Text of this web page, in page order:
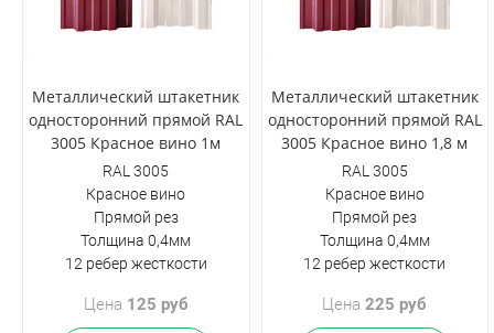
Металлический штакетник
односторонний прямой RAL
3005 Красное вино 1м
RAL 3005
Красное вино
Прямой рез
Толщина 0,4мм
12 ребер жесткости
Цена 125 руб
Металлический штакетник
односторонний прямой RAL
3005 Красное вино 1,8 м
RAL 3005
Красное вино
Прямой рез
Толщина 0,4мм
12 ребер жесткости
Цена225 руб